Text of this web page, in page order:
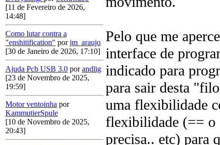
[11 de Fevereiro de 2026,
14:48]
Como lutar contra a
"enshitification" porjm_araujo
[30 de Janeiro de 2026, 17:10]
Ajuda Pcb USB 3.0 porandlig
[23 de Novembro de 2025,
19:59]
Motor ventoinha por
KammutierSpule
[10 de Novembro de 2025,
20:43]
Pelo que me
interface de
indicado para
para sair desta
uma flexibilidade
flexibilidade (== o
precisa.. etc) para